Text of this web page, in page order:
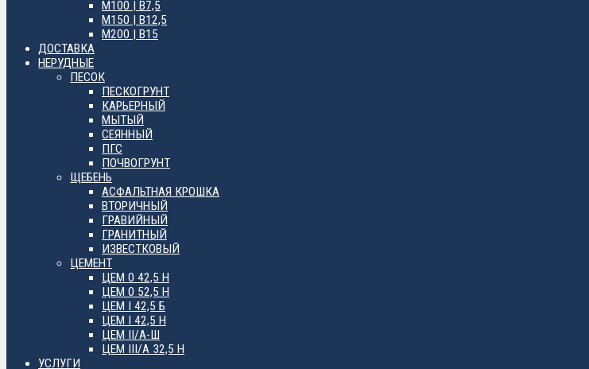
М100 | B7,5
М150 | B12,5
М200 | B15
ДОСТАВКА
НЕРУДНЫЕ
ПЕСОК
ПЕСКОГРУНТ
КАРЬЕРНЫЙ
МЫТЫЙ
СЕЯННЫЙ
ПГС
ПОЧВОГРУНТ
ЩЕБЕНЬ
АСФАЛЬТНАЯ КРОШКА
ВТОРИЧНЫЙ
ГРАВИЙНЫЙ
ГРАНИТНЫЙ
ИЗВЕСТКОВЫЙ
ЦЕМЕНТ
ЦЕМ 0 42,5 Н
ЦЕМ 0 52,5 Н
ЦЕМ I 42,5 Б
ЦЕМ I 42,5 Н
ЦЕМ II/А-Ш
ЦЕМ III/А 32,5 Н
УСЛУГИ